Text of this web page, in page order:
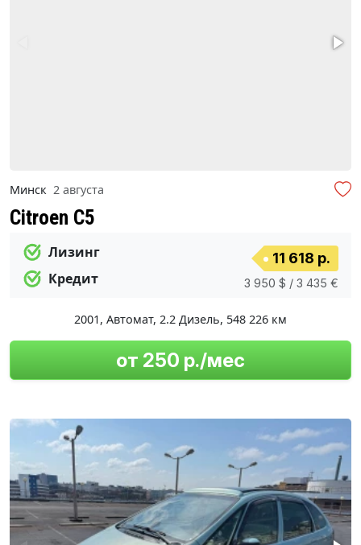
Минск 2 августа
Citroen C5
Лизинг
Кредит
11 618 р.
3 950 $ / 3 435 €
2001, Автомат, 2.2 Дизель, 548 226 км
от 250 р./мес